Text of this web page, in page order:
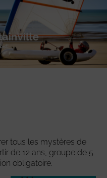
tous les mystères de
de 12 ans, groupe de 5
obligatoire.